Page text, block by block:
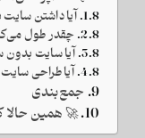
آیا داشتن
چقدر طول
آیا سایت
آیا طراحی
جمع‌بندی
🚀 همین حالا